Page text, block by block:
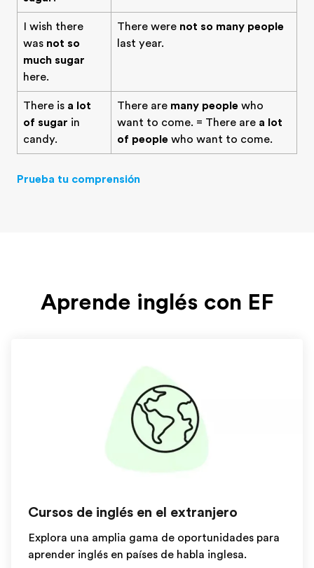
I wish there
was not so
much sugar
here.
There were not so many people
last year.
There is a lot
of sugar in
candy.
There are many people who
want to come. = There are a lot
of people who want to come.
Prueba tu comprensión
Aprende inglés con EF
Cursos de inglés en el extranjero
Explora una amplia gama de oportunidades para
aprender inglés en países de habla inglesa.